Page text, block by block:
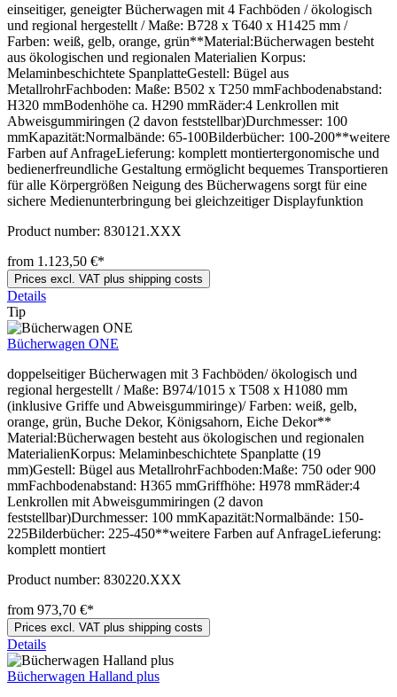
einseitiger, geneigter Bücherwagen mit 4 Fachböden / ökologisch
und regional hergestellt / Maße: B728 x T640 x H1425 mm /
Farben: weiß, gelb, orange, grün**Material:Bücherwagen besteht
aus ökologischen und regionalen Materialien Korpus:
Melaminbeschichtete SpanplatteGestell: Bügel aus
MetallrohrFachboden: Maße: B502 x T250 mmFachbodenabstand:
H320 mmBodenhöhe ca. H290 mmRäder:4 Lenkrollen mit
Abweisgummiringen (2 davon feststellbar)Durchmesser: 100
mmKapazität:Normalbände: 65-100Bilderbücher: 100-200**weitere
Farben auf AnfrageLieferung: komplett montiertergonomische und
bedienerfreundliche Gestaltung ermöglicht bequemes Transportieren
für alle Körpergrößen Neigung des Bücherwagens sorgt für eine
sichere Medienunterbringung bei gleichzeitiger Displayfunktion
Product number: 830121.XXX
from 1.123,50 €*
Prices excl. VAT plus shipping costs
Details
Tip
Bücherwagen ONE
doppelseitiger Bücherwagen mit 3 Fachböden/ ökologisch und
regional hergestellt / Maße: B974/1015 x T508 x H1080 mm
(inklusive Griffe und Abweisgummiringe)/ Farben: weiß, gelb,
orange, grün, Buche Dekor, Königsahorn, Eiche Dekor**
Material:Bücherwagen besteht aus ökologischen und regionalen
MaterialienKorpus: Melaminbeschichtete Spanplatte (19
mm)Gestell: Bügel aus MetallrohrFachboden:Maße: 750 oder 900
mmFachbodenabstand: H365 mmGriffhöhe: H978 mmRäder:4
Lenkrollen mit Abweisgummiringen (2 davon
feststellbar)Durchmesser: 100 mmKapazität:Normalbände: 150-
225Bilderbücher: 225-450**weitere Farben auf AnfrageLieferung:
komplett montiert
Product number: 830220.XXX
from 973,70 €*
Prices excl. VAT plus shipping costs
Details
Bücherwagen Halland plus